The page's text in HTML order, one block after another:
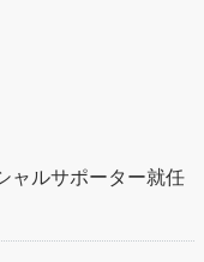
ルサポーター就任